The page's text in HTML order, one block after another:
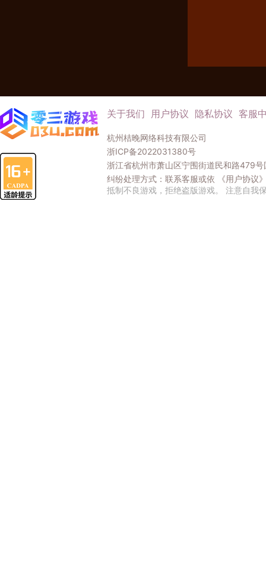
关于我们 用户协议 隐私协议 客服
杭州桔晚网络科技有限公司
浙ICP备2022031380号
浙江省杭州市萧山区宁围街道民和路479
纠纷处理方式：联系客服或依
《用户协议
抵制不良游戏，拒绝盗版游戏。 注意自我